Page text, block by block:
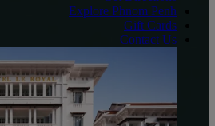
Explore Phnom Penh
Gift Cards
Contact Us